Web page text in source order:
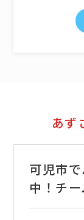
あず
可児市
中！チ